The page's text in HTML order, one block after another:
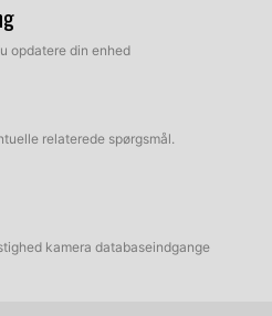
opdatere din enhed
relaterede spørgsmål.
kamera databaseindgange